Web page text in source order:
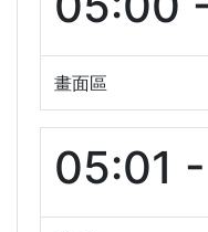
畫面區
05:01